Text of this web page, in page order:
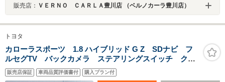
販売店： ＶＥＲＮＯ ＣＡＲＬＡ豊川店 （ベルノカーラ豊川店）
トヨタ
カローラスポーツ 1.8 ハイブリッド G Z SDナビ フ
ルセグTV バックカメラ ステアリングスイッチ クル
ーズコントロール ビルトインETC プリクラッシュセ
ーフティー オートハイビーム LEDヘッドライト
販売店保証 車両品質評価書付 購入プラン付